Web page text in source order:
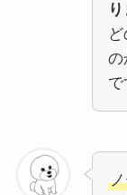
り
の
で